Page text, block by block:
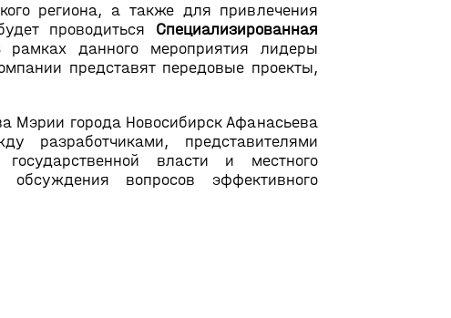
региона, а также для привлечения
проводиться Специализированная
данного мероприятия лидеры
представят передовые проекты,
Мэрии города Новосибирск Афанасьева
разработчиками, представителями
власти и местного
вопросов эффективного